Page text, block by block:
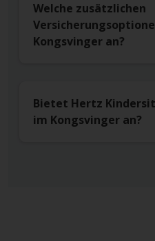
Welche zusätzlichen
Kongsvinger an?
Bietet Hertz
im Kongsvinger an?